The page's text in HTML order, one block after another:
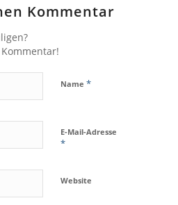
Kommentar
Name *
E-Mail-Adresse
*
Website